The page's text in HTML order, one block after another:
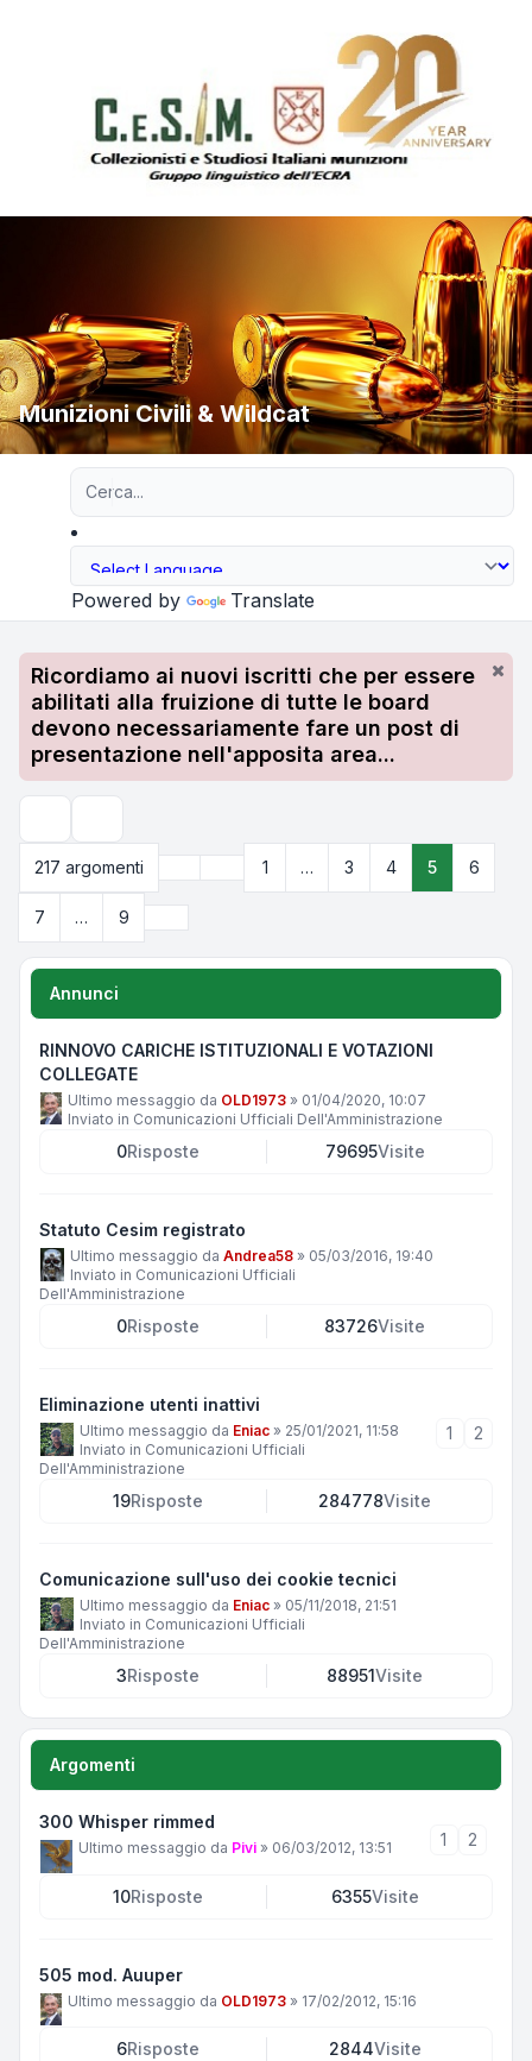
Munizioni Civili & Wildcat
Powered by Translate
Ricordiamo ai nuovi iscritti che per essere
abilitati alla fruizione di tutte le board
devono necessariamente fare un post di
presentazione nell'apposita area...
217 argomenti
Pagina5di 9
Precedente
1 … 3 4 5 6
7 … 9
Annunci
RINNOVO CARICHE ISTITUZIONALI E VOTAZIONI
COLLEGATE
Ultimo messaggio da OLD1973 » 01/04/2020, 10:07
Inviato in Comunicazioni Ufficiali Dell'Amministrazione
0Risposte 79695Visite
Statuto Cesim registrato
Ultimo messaggio da Andrea58 » 05/03/2016, 19:40
Inviato in Comunicazioni Ufficiali
Dell'Amministrazione
0Risposte 83726Visite
Eliminazione utenti inattivi
Ultimo messaggio da Eniac » 25/01/2021, 11:58
Inviato in Comunicazioni Ufficiali
Dell'Amministrazione
1 2
19Risposte 284778Visite
Comunicazione sull'uso dei cookie tecnici
Ultimo messaggio da Eniac » 05/11/2018, 21:51
Inviato in Comunicazioni Ufficiali
Dell'Amministrazione
3Risposte 88951Visite
Argomenti
300 Whisper rimmed
Ultimo messaggio da Pivi » 06/03/2012, 13:51 1 2
10Risposte 6355Visite
505 mod. Auuper
Ultimo messaggio da OLD1973 » 17/02/2012, 15:16
6Risposte 2844Visite